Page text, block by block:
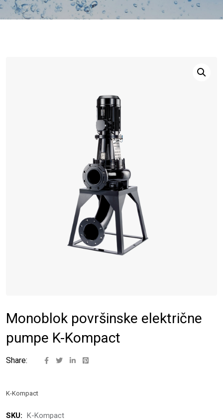
Monoblok površinske električne
pumpe K-Kompact
Share:
K-Kompact
SKU: K-Kompact